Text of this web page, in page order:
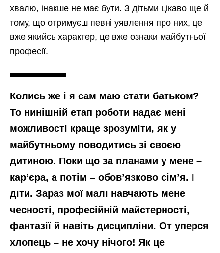
хвалю, інакше не має бути. З дітьми цікаво ще й
тому, що отримуєш певні уявлення про них, це
вже якийсь характер, це вже ознаки майбутньої
професії.
Колись же і я сам маю стати батьком?
То нинішній етап роботи надає мені
можливості краще зрозуміти, як у
майбутньому поводитись зі своєю
дитиною. Поки що за планами у мене –
кар’єра, а потім – обов’язково сім’я. І
діти. Зараз мої малі навчають мене
чесності, професійній майстерності,
фантазії й навіть дисципліни. От уперся
хлопець – не хочу нічого! Як це